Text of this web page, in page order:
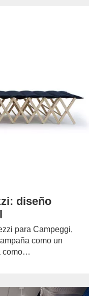
diseño
para Campeggi,
como un
como…